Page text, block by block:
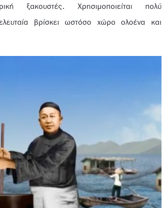
Χρησιμοποιείται πολύ
βρίσκει ωστόσο χώρο ολοένα και